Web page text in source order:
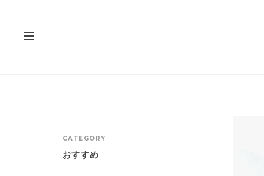
CATEGORY
おすすめ